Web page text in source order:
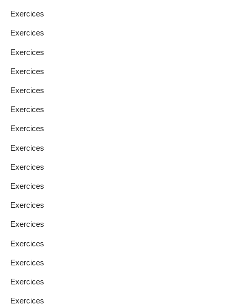
Exercices
Exercices
Exercices
Exercices
Exercices
Exercices
Exercices
Exercices
Exercices
Exercices
Exercices
Exercices
Exercices
Exercices
Exercices
Exercices